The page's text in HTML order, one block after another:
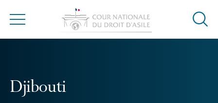
Menu
Ouvrir
Djibouti